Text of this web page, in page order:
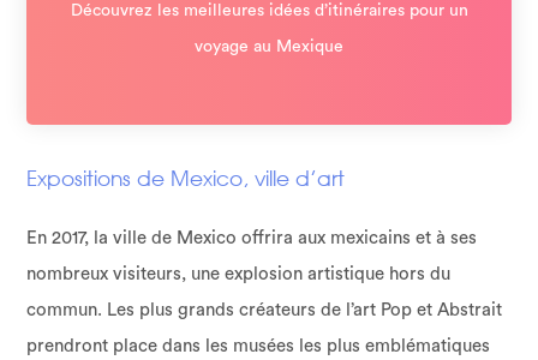
Expositions de Mexico, ville d’art
En 2017, la ville de Mexico offrira aux mexicains et à ses
nombreux visiteurs, une explosion artistique hors du
commun. Les plus grands créateurs de l’art Pop et Abstrait
prendront place dans les musées les plus emblématiques
Découvrez les meilleures idées d’itinéraires pour un
voyage au Mexique